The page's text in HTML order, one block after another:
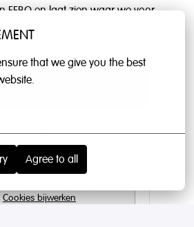
that we give you the best
Agree to all
FEBO en laat zien waar we voor
of
Cookies bijwerken